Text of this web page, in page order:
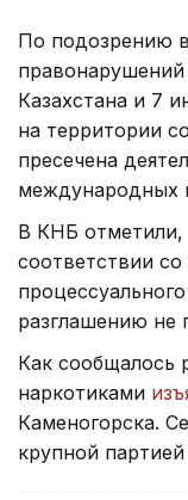
По подозрению
Казахстана и 7
на территории
пресечена
международных
В КНБ отметили,
соответствии со
разглашению не
Как сообщалось
наркотиками
Каменогорска.
крупной